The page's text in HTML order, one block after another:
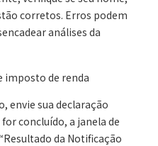
corretos. Erros podem
análises da
imposto de renda
envie sua declaração
concluído, a janela de
da Notificação